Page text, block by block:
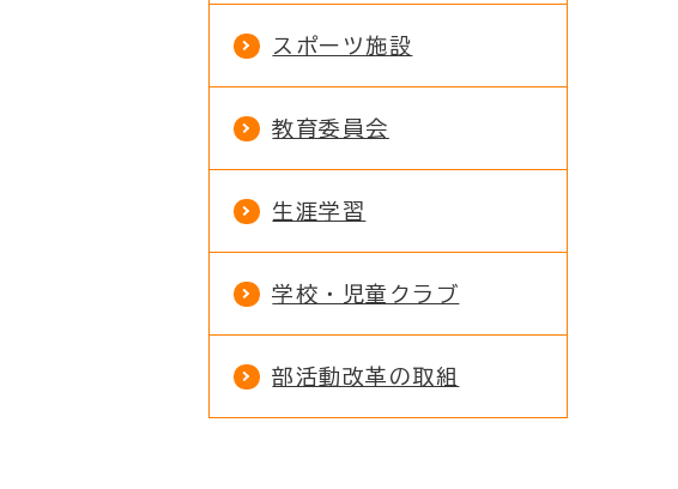
スポーツ施設
教育委員会
生涯学習
学校・児童クラブ
部活動改革の取組